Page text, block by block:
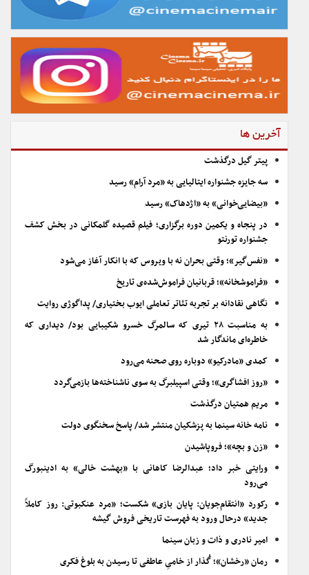
آخرین ها
پیتر گیل درگذشت
سه جایزه جشنواره ایتالیایی به «مرد آرام» رسید
«بیضایی‌خوانی» به «اژدهاک» رسید
در پنجاه و یکمین دوره برگزاری؛ فیلم قصیده گلمکانی در بخش کشف
جشنواره تورنتو
«نفس‌گیر»؛ وقتی بحران نه با ویروس که با انکار آغاز می‌شود
«فراموشخانه»؛ قربانیان فراموش‌شده‌ی تاریخ
نگاهی نقادانه بر تجربه تئاتر تعاملی ایوب بختیاری/ پداگوژی روایت
به مناسبت ۲۸ تیری که سالمرگ خسرو شکیبایی بود/ دیداری که
خاطره‌ای ماندگار شد
کمدی «مادرکیو» دوباره روی صحنه می‌رود
«روز افشاگری»؛ وقتی اسپیلبرگ به سوی ناشناخته‌ها بازمی‌گردد
مریم همتیان درگذشت
نامه خانه سینما به پزشکیان منتشر شد/ پاسخ سخنگوی دولت
«زن و بچه»؛ فروپاشیدن
ورایتی خبر داد؛ عبدالرضا کاهانی با «بهشت خالی» به ادینبورگ
می‌رود
رکورد «انتقام‌جویان: پایان بازی» شکست؛ «مرد عنکبوتی: روز کاملاً
جدید» درحال ورود به فهرست تاریخی فروش گیشه
امیر نادری و ذات و زبان سینما
رمان «رخشان»؛ گُذار از خامیِ عاطفی تا رسیدن به بلوغ فکری